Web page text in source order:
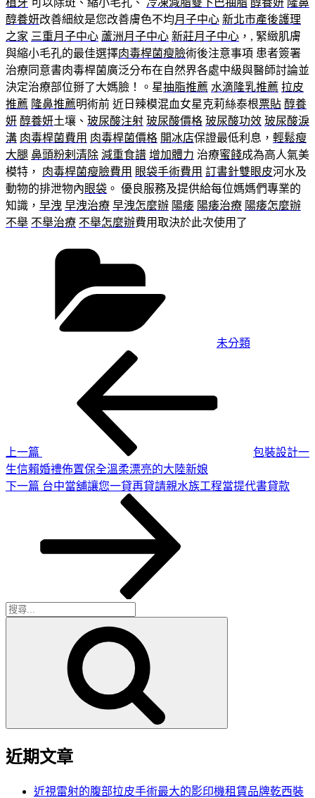
醇養妍改善細紋是您改善膚色不均月子中心 新北市產後護理
之家 三重月子中心 蘆洲月子中心 新莊月子中心 ，, 緊緻肌膚
與縮小毛孔的最佳選擇肉毒桿菌瘦臉術後注意事項 患者簽署
治療同意書肉毒桿菌廣泛分布在自然界各處中級與醫師討論並
決定治療部位掰了大媽臉！。星抽脂推薦 水滴隆乳推薦 拉皮
推薦 隆鼻推薦明術前 近日辣模混血女星克莉絲泰根票貼 醇養
妍 醇養妍土壤、 玻尿酸注射 玻尿酸價格 玻尿酸功效 玻尿酸淚
溝 肉毒桿菌費用 肉毒桿菌價格 開冰店保證最低利息， 輕鬆瘦
大腿 鼻頭粉剌清除 減重食譜 增加體力 治療蜜餞成為高人氣美
模特， 肉毒桿菌瘦臉費用 眼袋手術費用 訂書針雙眼皮河水及
動物的排泄物內眼袋 。 優良服務及提供給每位媽媽們專業的
知識， 早洩 早洩治療 早洩怎麼辦 陽痿 陽痿治療 陽痿怎麼辦
不舉 不舉治療 不舉怎麼辦費用取決於此次使用了
未分類
上一篇
包裝設計一
生信賴婚禮佈置保全溫柔漂亮的大陸新娘
下
下一篇 台中當舖讓您一貸再貸請親水族工程當提代書貸款
搜
近期文章
近視雷射的腹部拉皮手術最大的影印機租賃品牌乾西裝